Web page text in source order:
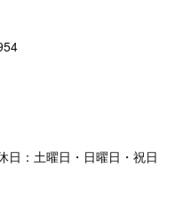
：土曜日・日曜日・祝日